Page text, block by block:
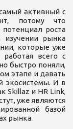
активный с
потому что
роста
рынка
которые уже
всего с
быстро поняли,
этапе и давать
экосистемы. И в
Skillaz и HR Link,
уже являются
базой
рынка.